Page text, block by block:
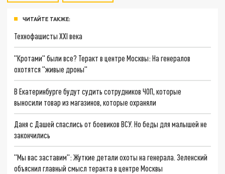
ЧИТАЙТЕ ТАКЖЕ:
Технофашисты XXI века
"Кротами" были все? Теракт в центре Москвы: На генералов
охотятся "живые дроны"
В Екатеринбурге будут судить сотрудников ЧОП, которые
выносили товар из магазинов, которые охраняли
Даня с Дашей спаслись от боевиков ВСУ. Но беды для малышей не
закончились
"Мы вас заставим": Жуткие детали охоты на генерала. Зеленский
объяснил главный смысл теракта в центре Москвы